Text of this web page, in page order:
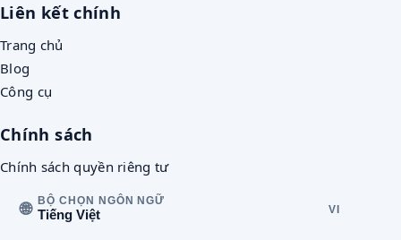
Liên kết chính
Trang chủ
Blog
Công cụ
Chính sách
Chính sách quyền riêng tư
🌐 BỘ CHỌN NGÔN NGỮ
Tiếng Việt VI